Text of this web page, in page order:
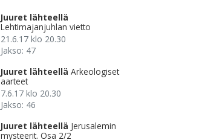
Juuret lähteellä
Lehtimajanjuhlan vietto
21.6.17 klo 20.30
Jakso: 47
Juuret lähteellä Arkeologiset
aarteet
7.6.17 klo 20.30
Jakso: 46
Juuret lähteellä Jerusalemin
mysteerit. Osa 2/2